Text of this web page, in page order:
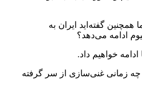
همچنین گفته‌اید ایران به
ادامه می‌دهد؟
خواهیم داد.
چه زمانی غنی‌سازی از سر گرفته